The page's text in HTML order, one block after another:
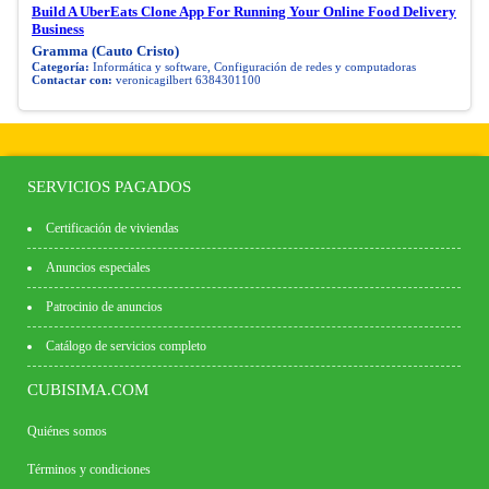
Build A UberEats Clone App For Running Your Online Food Delivery
Business
Gramma (Cauto Cristo)
Categoría: Informática y software, Configuración de redes y computadoras
Contactar con: veronicagilbert 6384301100
SERVICIOS PAGADOS
Certificación de viviendas
Anuncios especiales
Patrocinio de anuncios
Catálogo de servicios completo
CUBISIMA.COM
Quiénes somos
Términos y condiciones